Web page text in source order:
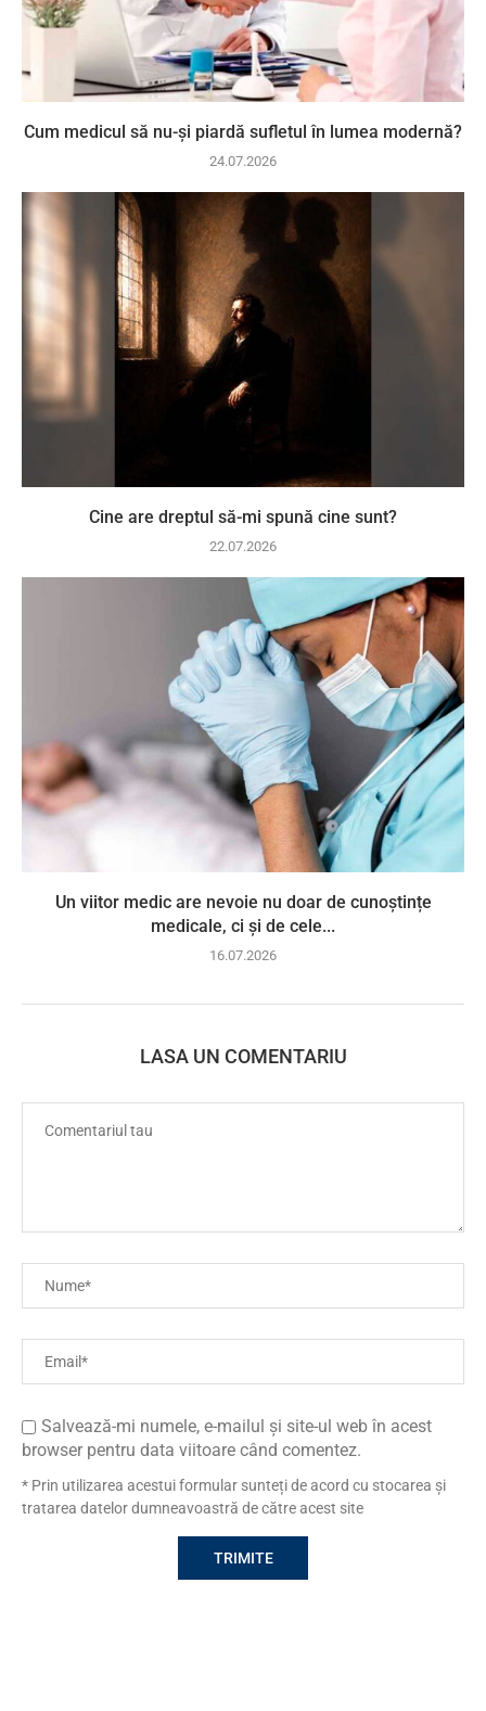
Cum medicul să nu-și piardă sufletul în lumea modernă?
24.07.2026
Cine are dreptul să-mi spună cine sunt?
22.07.2026
Un viitor medic are nevoie nu doar de cunoștințe
medicale, ci și de cele...
16.07.2026
LASA UN COMENTARIU
Salvează-mi numele, e-mailul și site-ul web în acest
browser pentru data viitoare când comentez.
* Prin utilizarea acestui formular sunteți de acord cu stocarea și
tratarea datelor dumneavoastră de către acest site